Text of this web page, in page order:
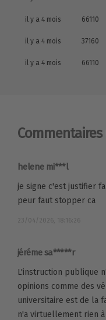
il y a 4 mois 66110
il y a 4 mois 37160
il y a 4 mois 66110
Commentaires
helene mi***l
je signe c'est justifier
peur faut stopper ca
23/04/2026, 18:16:26
jéréme sa*****r
L'instruction publique
opinions comme des
universitaire est de la
n'a virtuellement rien